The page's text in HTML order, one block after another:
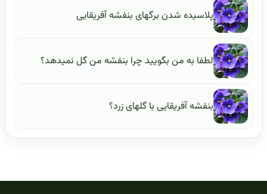
پلاسیده شدن برگهای بنفشه آفریقایی
لطفا به من بگویید چرا بنفشه من گل نمیدهد؟
بنفشه آفریقایی با گلهای زرد؟